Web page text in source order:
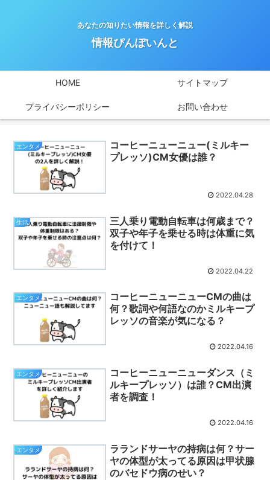
あなたの知りたい情報を詳しく解説
情報ぴんぽいんと
HOME サイトマップ
プライバシーポリシー お問い合わせ
エンタメ
コーヒーニューニュー(ミルキー
プレッソ)CM女優は誰？
2022.04.28
生活
三人乗り電動自転車は何歳まで？
双子や年子を乗せる時は体重に気
を付けて！
2022.04.22
エンタメ
コーヒーニューニューCMの曲は
何？歌詞や何語なのかミルキープ
レッソの音楽が気になる？
2022.04.16
エンタメ
コーヒーニューニューダンス（ミ
ルキープレッソ）は誰？CM出演
者を調査！
2022.04.16
エンタメ
ラランドサーヤの持病は何？サー
ヤの体型が太ってる原因は甲状腺
のバセドウ病のせい？